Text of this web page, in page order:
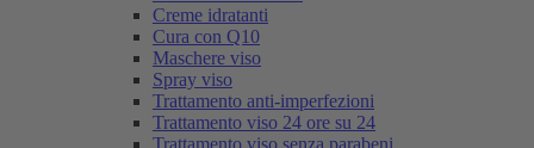
Creme idratanti
Cura con Q10
Maschere viso
Spray viso
Trattamento anti-imperfezioni
Trattamento viso 24 ore su 24
Trattamento viso senza parabeni